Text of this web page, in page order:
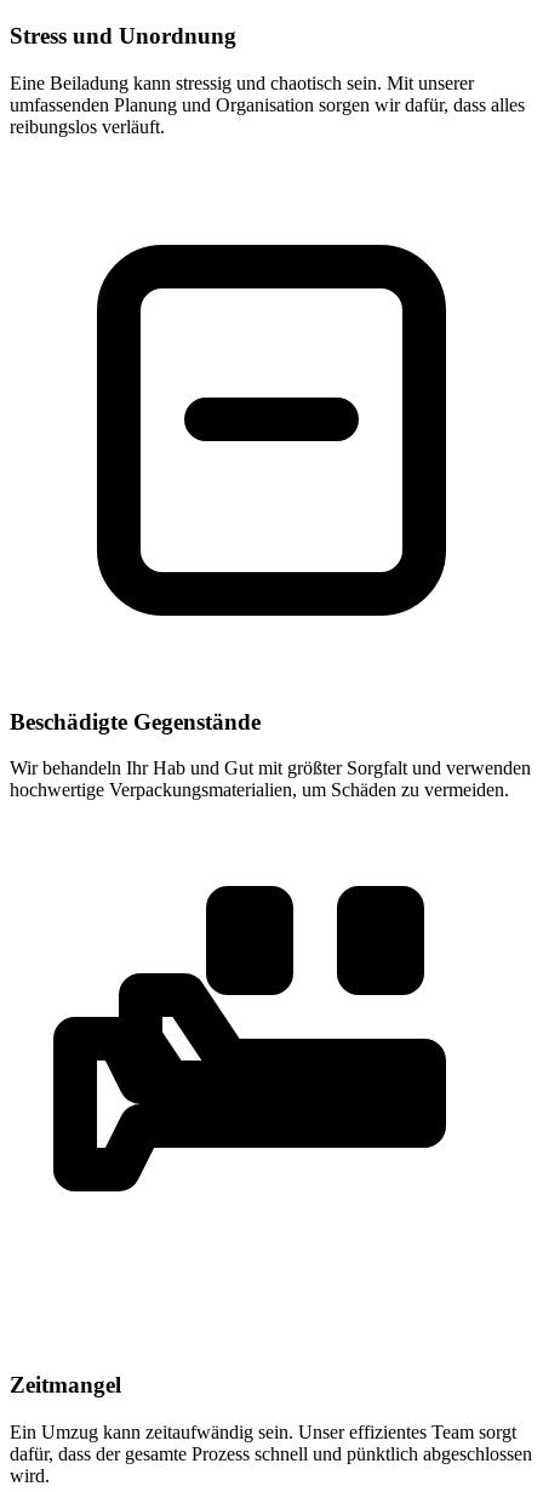
Stress und Unordnung
Eine Beiladung kann stressig und chaotisch sein. Mit unserer
umfassenden Planung und Organisation sorgen wir dafür, dass alles
reibungslos verläuft.
Beschädigte Gegenstände
Wir behandeln Ihr Hab und Gut mit größter Sorgfalt und verwenden
hochwertige Verpackungsmaterialien, um Schäden zu vermeiden.
Zeitmangel
Ein Umzug kann zeitaufwändig sein. Unser effizientes Team sorgt
dafür, dass der gesamte Prozess schnell und pünktlich abgeschlossen
wird.